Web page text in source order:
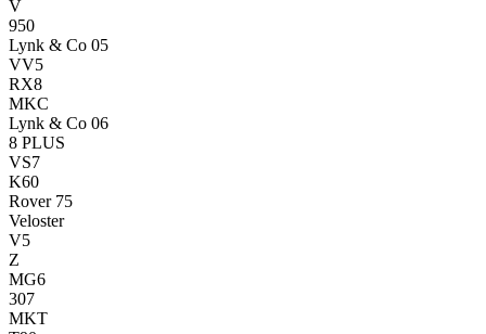
V
950
Lynk & Co 05
VV5
RX8
MKC
Lynk & Co 06
8 PLUS
VS7
K60
Rover 75
Veloster
V5
Z
MG6
307
MKT